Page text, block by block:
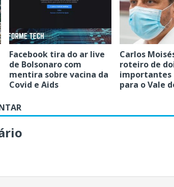
Facebook tira do ar live
de Bolsonaro com
mentira sobre vacina da
Covid e Aids
Carlos
roteiro de
importantes
para o Vale